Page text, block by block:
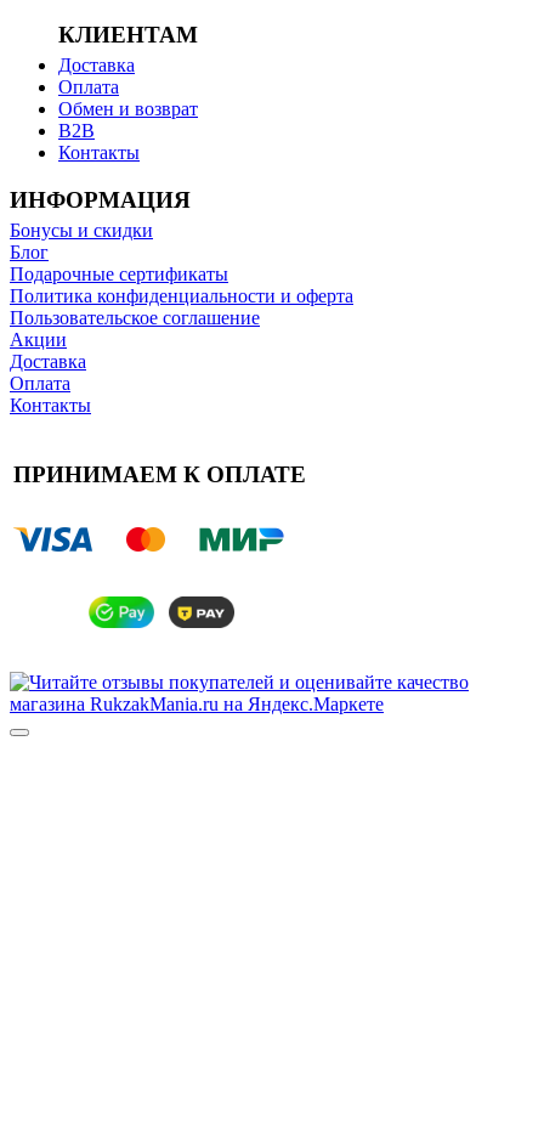
КЛИЕНТАМ
Доставка
Оплата
Обмен и возврат
B2B
Контакты
ИНФОРМАЦИЯ
Бонусы и скидки
Блог
Подарочные сертификаты
Политика конфиденциальности и оферта
Пользовательское соглашение
Акции
Доставка
Оплата
Контакты
ПРИНИМАЕМ К ОПЛАТЕ